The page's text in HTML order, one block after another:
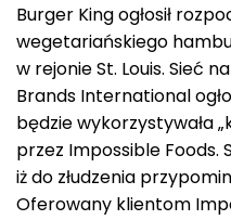
Burger King ogłosił
wegetariańskiego
w rejonie St. Louis. Sieć
Brands International
będzie wykorzystywała
przez Impossible Foods.
iż do złudzenia
Oferowany klientom